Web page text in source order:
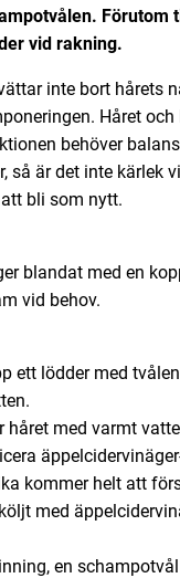
Förutom
vid rakning.
inte bort hårets
Håret
behöver
så är det inte kärlek
bli som nytt.
blandat med en
vid behov.
ett lödder med
med varmt
kommer helt att
med
en